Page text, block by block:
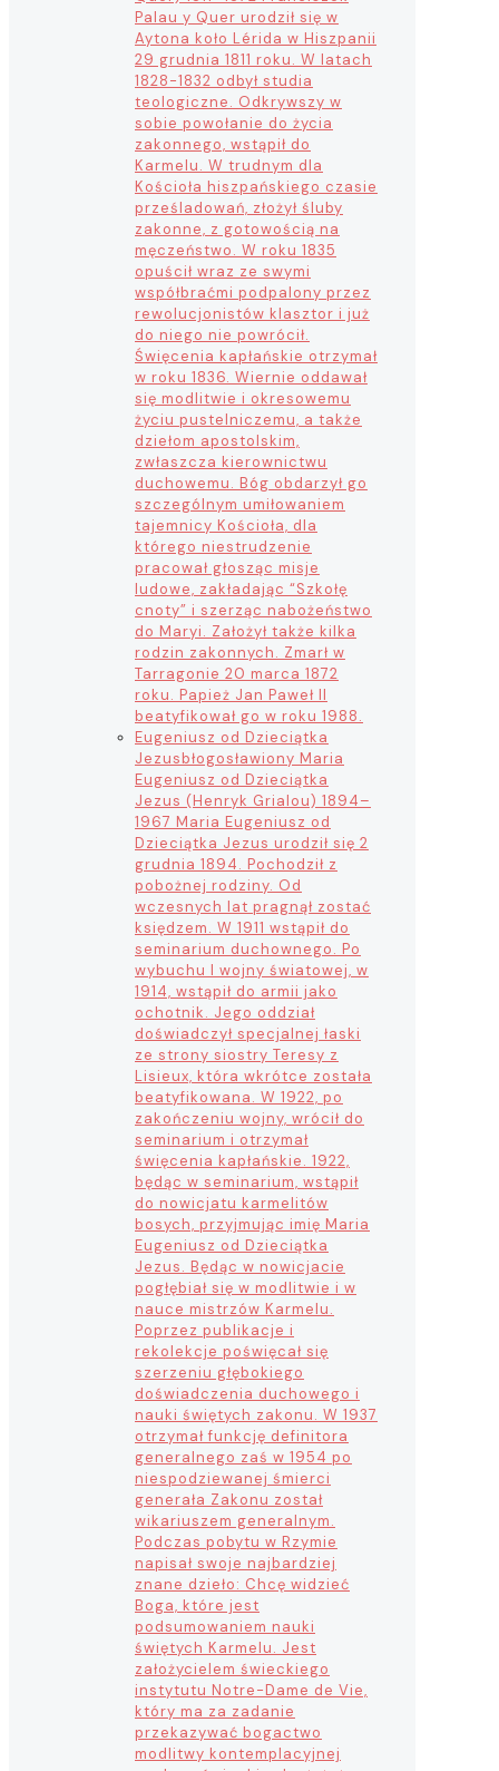
Palau y Quer urodził się w
Aytona koło Lérida w Hiszpanii
29 grudnia 1811 roku. W latach
1828-1832 odbył studia
teologiczne. Odkrywszy w
sobie powołanie do życia
zakonnego, wstąpił do
Karmelu. W trudnym dla
Kościoła hiszpańskiego czasie
prześladowań, złożył śluby
zakonne, z gotowością na
męczeństwo. W roku 1835
opuścił wraz ze swymi
współbraćmi podpalony przez
rewolucjonistów klasztor i już
do niego nie powrócił.
Święcenia kapłańskie otrzymał
w roku 1836. Wiernie oddawał
się modlitwie i okresowemu
życiu pustelniczemu, a także
dziełom apostolskim,
zwłaszcza kierownictwu
duchowemu. Bóg obdarzył go
szczególnym umiłowaniem
tajemnicy Kościoła, dla
którego niestrudzenie
pracował głosząc misje
ludowe, zakładając “Szkołę
cnoty” i szerząc nabożeństwo
do Maryi. Założył także kilka
rodzin zakonnych. Zmarł w
Tarragonie 20 marca 1872
roku. Papież Jan Paweł II
beatyfikował go w roku 1988.
Eugeniusz od Dzieciątka
Jezusbłogosławiony Maria
Eugeniusz od Dzieciątka
Jezus (Henryk Grialou) 1894–
1967 Maria Eugeniusz od
Dzieciątka Jezus urodził się 2
grudnia 1894. Pochodził z
pobożnej rodziny. Od
wczesnych lat pragnął zostać
księdzem. W 1911 wstąpił do
seminarium duchownego. Po
wybuchu I wojny światowej, w
1914, wstąpił do armii jako
ochotnik. Jego oddział
doświadczył specjalnej łaski
ze strony siostry Teresy z
Lisieux, która wkrótce została
beatyfikowana. W 1922, po
zakończeniu wojny, wrócił do
seminarium i otrzymał
święcenia kapłańskie. 1922,
będąc w seminarium, wstąpił
do nowicjatu karmelitów
bosych, przyjmując imię Maria
Eugeniusz od Dzieciątka
Jezus. Będąc w nowicjacie
pogłębiał się w modlitwie i w
nauce mistrzów Karmelu.
Poprzez publikacje i
rekolekcje poświęcał się
szerzeniu głębokiego
doświadczenia duchowego i
nauki świętych zakonu. W 1937
otrzymał funkcję definitora
generalnego zaś w 1954 po
niespodziewanej śmierci
generała Zakonu został
wikariuszem generalnym.
Podczas pobytu w Rzymie
napisał swoje najbardziej
znane dzieło: Chcę widzieć
Boga, które jest
podsumowaniem nauki
świętych Karmelu. Jest
założycielem świeckiego
instytutu Notre-Dame de Vie,
który ma za zadanie
przekazywać bogactwo
modlitwy kontemplacyjnej